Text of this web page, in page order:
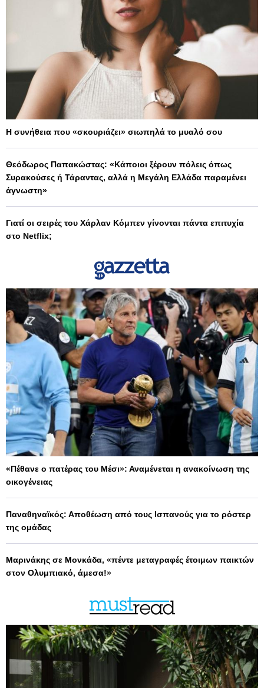
Η συνήθεια που «σκουριάζει» σιωπηλά το μυαλό σου
Θεόδωρος Παπακώστας: «Κάποιοι ξέρουν πόλεις όπως
Συρακούσες ή Τάραντας, αλλά η Μεγάλη Ελλάδα παραμένει
άγνωστη»
Γιατί οι σειρές του Χάρλαν Κόμπεν γίνονται πάντα επιτυχία
στο Netflix;
«Πέθανε ο πατέρας του Μέσι»: Αναμένεται η ανακοίνωση της
οικογένειας
Παναθηναϊκός: Αποθέωση από τους Ισπανούς για το ρόστερ
της ομάδας
Μαρινάκης σε Μονκάδα, «πέντε μεταγραφές έτοιμων παικτών
στον Ολυμπιακό, άμεσα!»